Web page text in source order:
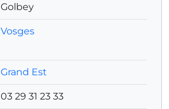
Golbey
Vosges
Grand Est
03 29 31 23 33